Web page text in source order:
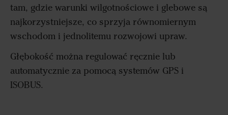
tam, gdzie warunki wilgotnościowe i glebowe są
najkorzystniejsze, co sprzyja równomiernym
wschodom i jednolitemu rozwojowi upraw.
Głębokość można regulować ręcznie lub
automatycznie za pomocą systemów GPS i
ISOBUS.